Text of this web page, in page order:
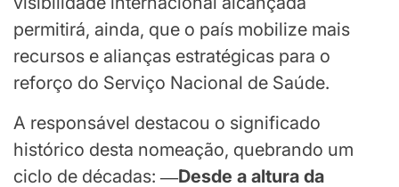
permitirá, ainda, que o país mobilize mais
recursos e alianças estratégicas para o
reforço do Serviço Nacional de Saúde.
A responsável destacou o significado
histórico desta nomeação, quebrando um
ciclo de décadas:―Desde a altura da